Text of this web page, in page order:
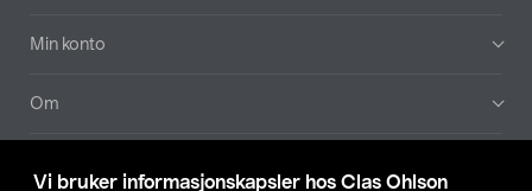
Vi bruker informasjonskapsler hos Clas Ohlson
Min konto
Om